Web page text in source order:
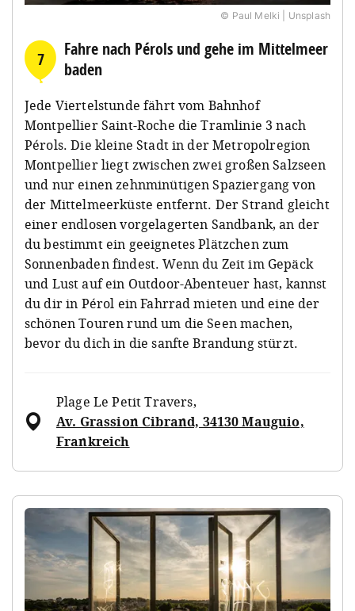
© Paul Melki | Unsplash
7
Fahre nach Pérols und gehe im Mittelmeer
baden
Jede Viertelstunde fährt vom Bahnhof
Montpellier Saint-Roche die Tramlinie 3 nach
Pérols. Die kleine Stadt in der Metropolregion
Montpellier liegt zwischen zwei großen Salzseen
und nur einen zehnminütigen Spaziergang von
der Mittelmeerküste entfernt. Der Strand gleicht
einer endlosen vorgelagerten Sandbank, an der
du bestimmt ein geeignetes Plätzchen zum
Sonnenbaden findest. Wenn du Zeit im Gepäck
und Lust auf ein Outdoor-Abenteuer hast, kannst
du dir in Pérol ein Fahrrad mieten und eine der
schönen Touren rund um die Seen machen,
bevor du dich in die sanfte Brandung stürzt.
Plage Le Petit Travers,
Av. Grassion Cibrand, 34130 Mauguio,
Frankreich